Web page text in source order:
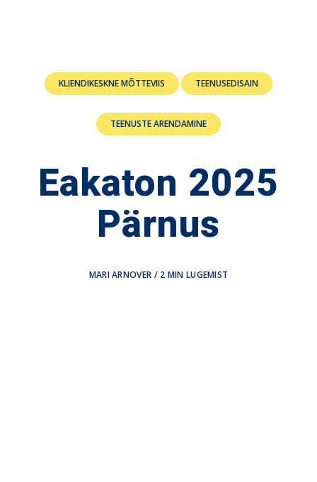
KLIENDIKESKNE MÕTTEVIIS TEENUSEDISAIN
TEENUSTE ARENDAMINE
Eakaton 2025
Pärnus
MARI ARNOVER / 2 MIN LUGEMIST